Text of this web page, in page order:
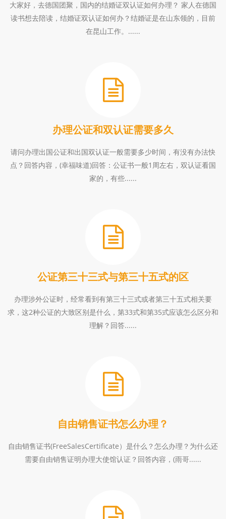
大家好，去德国团聚，国内的结婚证双认证如何办理？ 家人在德国
读书想去陪读，结婚证双认证如何办？结婚证是在山东领的，目前
在昆山工作。......
办理公证和双认证需要多久
请问办理出国公证和出国双认证一般需要多少时间，有没有办法快
点？回答内容，(幸福味道)回答：公证书一般1周左右，双认证看国
家的，有些......
公证第三十三式与第三十五式的区
办理涉外公证时，经常看到有第三十三式或者第三十五式相关要
求，这2种公证的大致区别是什么，第33式和第35式应该怎么区分和
理解？回答......
自由销售证书怎么办理？
自由销售证书(FreeSalesCertificate）是什么？怎么办理？为什么还
需要自由销售证明办理大使馆认证？回答内容，(雨哥......